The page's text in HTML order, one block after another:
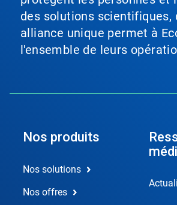
des solutions scientifiques,
alliance unique permet à
l'ensemble de leurs
Nos produits
Nos solutions
Nos offres